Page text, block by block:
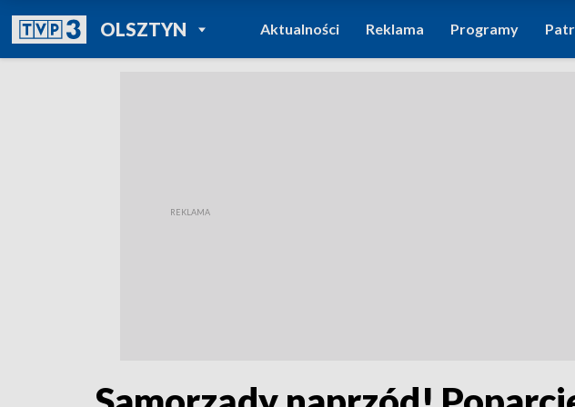
OLSZTYNPOWRÓT DO
TVP REGIONY
Aktualności Reklama Programy